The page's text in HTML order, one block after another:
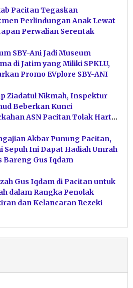
Pacitan Tegaskan
Perlindungan Anak Lewat
Perwalian Serentak
SBY-Ani Jadi Museum
di Jatim yang Miliki SPKLU,
Promo EVplore SBY-ANI
Ziadatul Nikmah, Inspektur
Beberkan Kunci
ASN Pacitan Tolak Harta
Akbar Punung Pacitan,
Sepuh Ini Dapat Hadiah Umrah
Bareng Gus Iqdam
Gus Iqdam di Pacitan untuk
dalam Rangka Penolak
dan Kelancaran Rezeki